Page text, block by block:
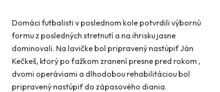
Domáci futbalisti v poslednom kole potvrdili výbornú
formu z posledných stretnutí a na ihrisku jasne
dominovali. Na lavičke bol pripravený nastúpiť Ján
Kečkeš, ktorý po ťažkom zranení presne pred rokom ,
dvomi operáviami a dlhodobou rehabilitáciou bol
pripravený nastúpiť do zápasového diania.